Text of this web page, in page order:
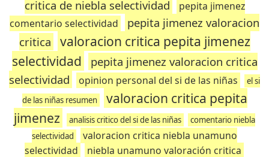
critica de niebla selectividad
pepita jimenez
comentario selectividad
pepita jimenez valoracion
critica
valoracion critica pepita jimenez
selectividad
pepita jimenez valoracion critica
selectividad
opinion personal del si de las niñas
el si
de las niñas resumen
valoracion critica pepita
jimenez
analisis critico del si de las niñas
comentario niebla
selectividad
valoracion critica niebla unamuno
selectividad
niebla unamuno valoración critica